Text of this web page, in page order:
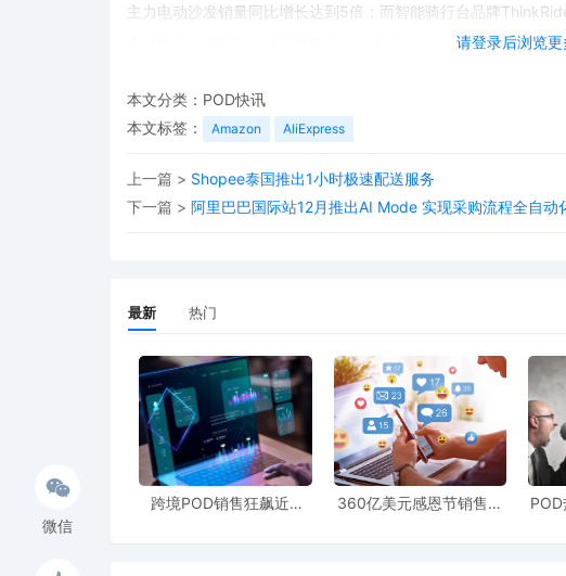
请登录后浏览更
主力电动沙发销量同比增长达到5倍；而智能骑行台品牌
微信
本文分类： POD快讯
本文标签：
Amazon AliExpress
上一篇 > Shopee泰国推出1小时极速配送服务
下一篇 > 阿里巴巴国际站12月推出AI Mode 实现采购流程全自动
最新 热门
跨境POD销售狂飙近5
360亿美元感恩节销售额